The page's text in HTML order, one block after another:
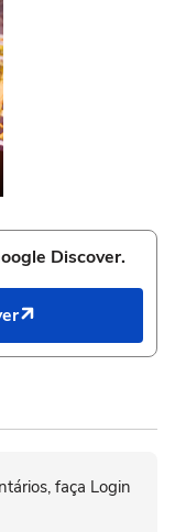
Discover.
faça Login